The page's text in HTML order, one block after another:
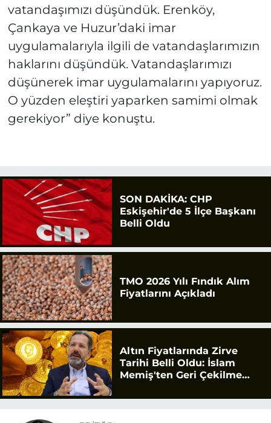
vatandaşımızı düşündük. Erenköy,
Çankaya ve Huzur’daki imar
uygulamalarıyla ilgili de vatandaşlarımızın
haklarını düşündük. Vatandaşlarımızı
düşünerek imar uygulamalarını yapıyoruz.
O yüzden eleştiri yaparken samimi olmak
gerekiyor” diye konuştu.
SON DAKİKA: CHP
Eskişehir'de 5 İlçe Başkanı
Belli Oldu
TMO 2026 Yılı Fındık Alım
Fiyatlarını Açıkladı
Altın Fiyatlarında Zirve
Tarihi Belli Oldu: İslam
Memiş'ten Geri Çekilme